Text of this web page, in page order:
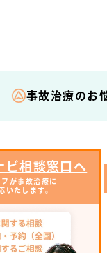
事故治療のお
ビ相談窓口へ
が事故治療に
たします。